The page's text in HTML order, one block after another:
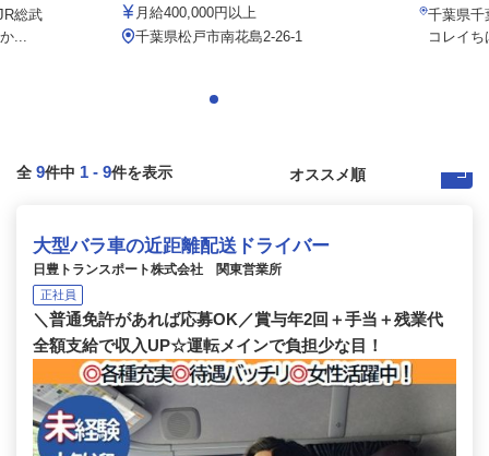
総武
...
月給400,000円以上
千葉県松戸市南花島2-26-1
千葉県千
コレイ
全 9件中 1 - 9件を表示
大型バラ車の近距離配送ドライバー
日豊トランスポート株式会社 関東営業所
正社員
＼普通免許があれば応募OK／賞与年2回＋手当＋残業代
全額支給で収入UP☆運転メインで負担少な目！